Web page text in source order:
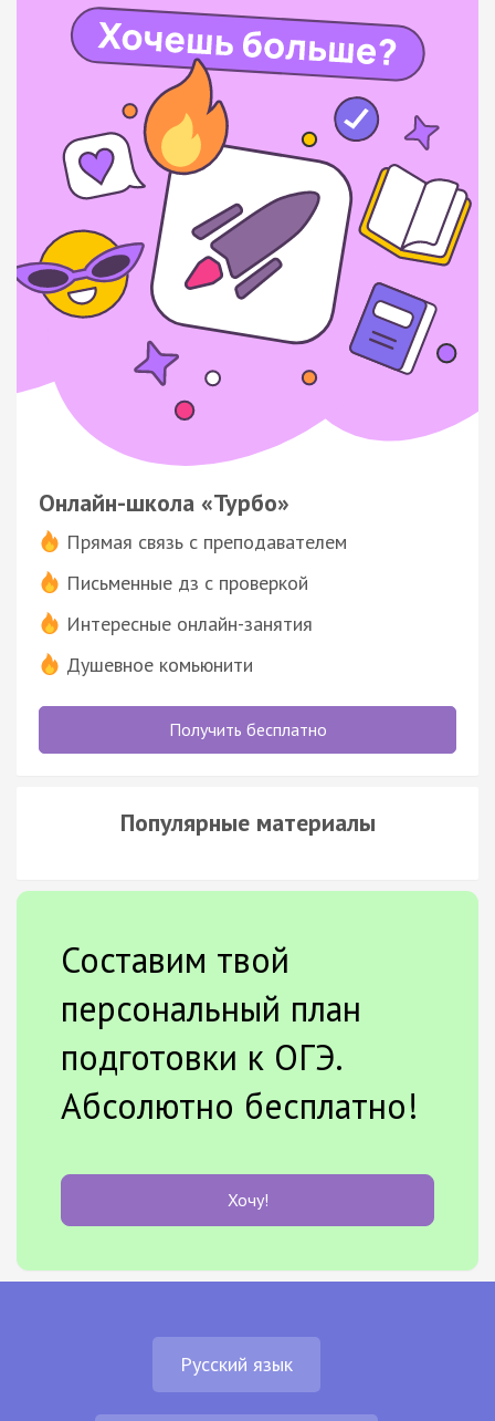
Онлайн-школа «Турбо»
Прямая связь с преподавателем
Письменные дз с проверкой
Интересные онлайн-занятия
Душевное комьюнити
Получить бесплатно
Популярные материалы
Составим твой
персональный план
подготовки к ОГЭ.
Абсолютно бесплатно!
Хочу!
Русский язык